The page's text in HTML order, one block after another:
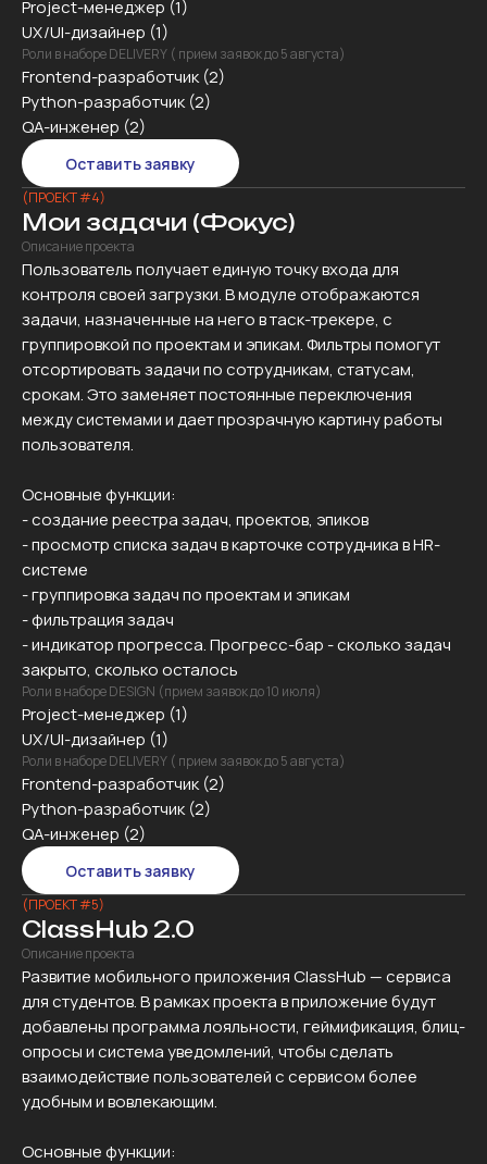
Project-менеджер (1)
UX/UI-дизайнер (1)
Роли в наборе DELIVERY ( прием заявок до 5 августа)
Frontend-разработчик (2)
Python-разработчик (2)
QA-инженер (2)
Оставить заявку
(ПРОЕКТ #4)
Мои задачи (Фокус)
Описание проекта
Пользователь получает единую точку входа для
контроля своей загрузки. В модуле отображаются
задачи, назначенные на него в таск-трекере, с
группировкой по проектам и эпикам. Фильтры помогут
отсортировать задачи по сотрудникам, статусам,
срокам. Это заменяет постоянные переключения
между системами и дает прозрачную картину работы
пользователя.
Основные функции:
- создание реестра задач, проектов, эпиков
- просмотр списка задач в карточке сотрудника в HR-
системе
- группировка задач по проектам и эпикам
- фильтрация задач
- индикатор прогресса. Прогресс-бар - сколько задач
закрыто, сколько осталось
Роли в наборе DESIGN (прием заявок до 10 июля)
Project-менеджер (1)
UX/UI-дизайнер (1)
Роли в наборе DELIVERY ( прием заявок до 5 августа)
Frontend-разработчик (2)
Python-разработчик (2)
QA-инженер (2)
Оставить заявку
(ПРОЕКТ #5)
ClassHub 2.0
Описание проекта
Развитие мобильного приложения ClassHub — сервиса
для студентов. В рамках проекта в приложение будут
добавлены программа лояльности, геймификация, блиц-
опросы и система уведомлений, чтобы сделать
взаимодействие пользователей с сервисом более
удобным и вовлекающим.
Основные функции: